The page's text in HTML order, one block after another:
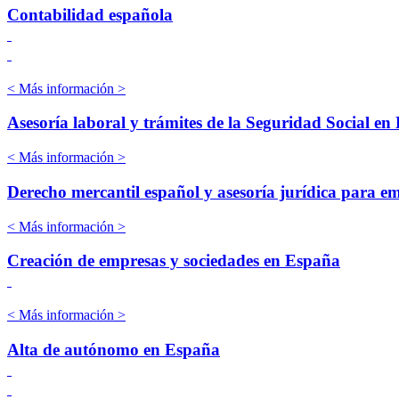
Contabilidad española
< Más información >
Asesoría laboral y trámites de la Seguridad Social en
< Más información >
Derecho mercantil español y asesoría jurídica para
< Más información >
Creación de empresas y sociedades en España
< Más información >
Alta de autónomo en España